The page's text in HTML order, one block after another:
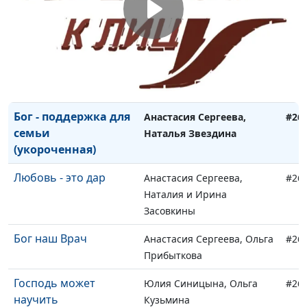
C музыкой в сердце
Юлия Синицына, Юлия
Авструб
Юлия Синицына, Сергей
Авструб
Бог - поддержка для
семьи
(укороченная)
Анастасия Сергеева,
Наталья Звездина
Любовь - это дар
Анастасия Сергеева,
Наталия и Ирина
Засовкины
Бог наш Врач
Анастасия Сергеева, Ольга
Прибыткова
Господь может
научить
Юлия Синицына, Ольга
Кузьмина